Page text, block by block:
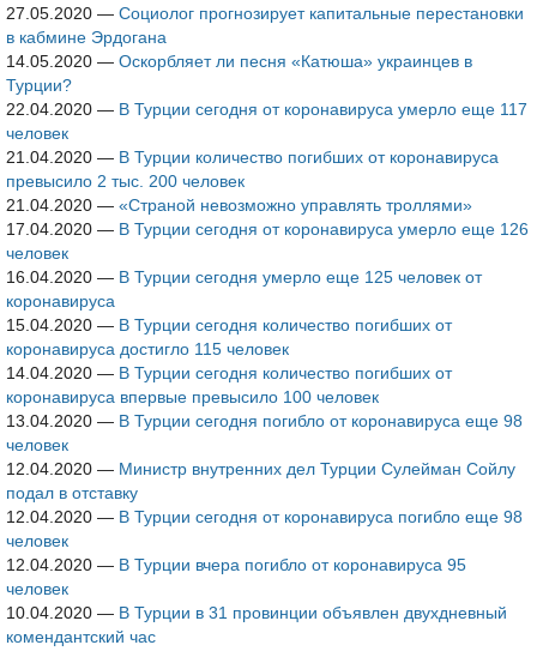
27.05.2020 — Социолог прогнозирует капитальные перестановки
в кабмине Эрдогана
14.05.2020 — Оскорбляет ли песня «Катюша» украинцев в
Турции?
22.04.2020 — В Турции сегодня от коронавируса умерло еще 117
человек
21.04.2020 — В Турции количество погибших от коронавируса
превысило 2 тыс. 200 человек
21.04.2020 — «Страной невозможно управлять троллями»
17.04.2020 — В Турции сегодня от коронавируса умерло еще 126
человек
16.04.2020 — В Турции сегодня умерло еще 125 человек от
коронавируса
15.04.2020 — В Турции сегодня количество погибших от
коронавируса достигло 115 человек
14.04.2020 — В Турции сегодня количество погибших от
коронавируса впервые превысило 100 человек
13.04.2020 — В Турции сегодня погибло от коронавируса еще 98
человек
12.04.2020 — Министр внутренних дел Турции Сулейман Сойлу
подал в отставку
12.04.2020 — В Турции сегодня от коронавируса погибло еще 98
человек
12.04.2020 — В Турции вчера погибло от коронавируса 95
человек
10.04.2020 — В Турции в 31 провинции объявлен двухдневный
комендантский час